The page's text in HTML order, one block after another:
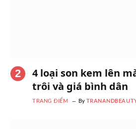
4 loại son kem lên
trôi và giá bình dân
TRANG ĐIỂM By